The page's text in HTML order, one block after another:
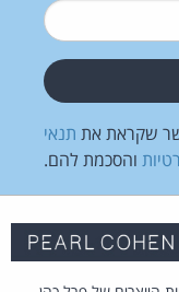
שקראת את תנאי
והסכמת להם.